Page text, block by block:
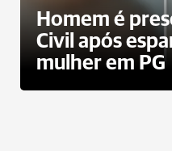
Homem é
Civil após
mulher em PG